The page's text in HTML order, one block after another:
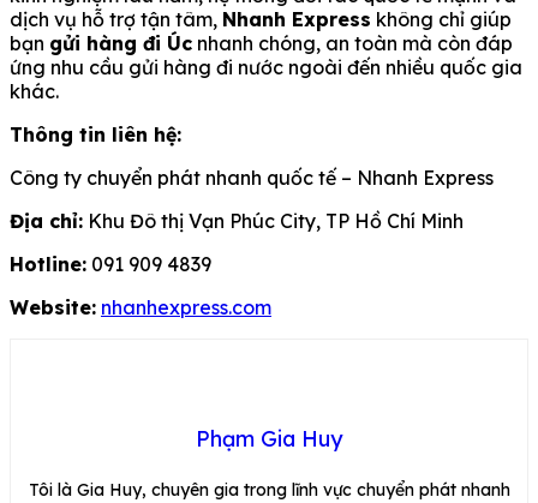
dịch vụ hỗ trợ tận tâm, Nhanh Express không chỉ giúp
bạn gửi hàng đi Úc nhanh chóng, an toàn mà còn đáp
ứng nhu cầu gửi hàng đi nước ngoài đến nhiều quốc gia
khác.
Thông tin liên hệ:
Công ty chuyển phát nhanh quốc tế – Nhanh Express
Địa chỉ: Khu Đô thị Vạn Phúc City, TP Hồ Chí Minh
Hotline: 091 909 4839
Website: nhanhexpress.com
Phạm Gia Huy
Tôi là Gia Huy, chuyên gia trong lĩnh vực chuyển phát nhanh